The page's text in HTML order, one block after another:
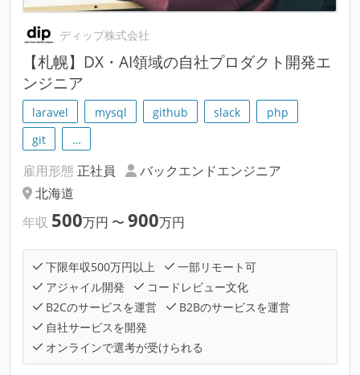
ディップ株式会社
【札幌】DX・AI領域の自社プロダクト開発エ
ンジニア
laravel mysql github slack
php
git
…
雇用形態 正社員
バックエンドエンジニア
北海道
年収 500万円 〜 900万円
下限年収500万円以上
一部リモート可
アジャイル開発
コードレビュー文化
B2Cのサービスを運営
B2Bのサービスを運営
自社サービスを開発
オンラインで選考が受けられる